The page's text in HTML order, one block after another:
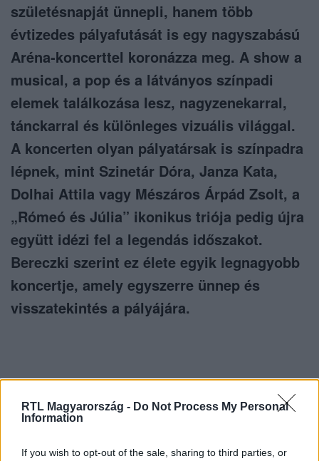
RTL Magyarország - Do Not Process My Personal
Information
If you wish to opt-out of the sale, sharing to third parties, or
születésnapját ünnepli, hanem több
évtizedes pályafutását is egy nagyszabású
Aréna-koncerttel koronázza meg. A show a
musical, a pop és a látványos színpadi
elemek találkozása lesz, nagyzenekarral,
tánckarral és különleges vizuális világgal.
A koncerten olyan pályatársak is színpadra
lépnek, mint Szinetár Dóra, Janza Kata,
Dolhai Attila vagy Mészáros Árpád Zsolt, a
„Rómeó és Júlia” ikonikus triója pedig újra
együtt idézi fel a legendás időszakot.
Bereczki szerint ez élete egyik legnagyobb
koncertje, amely egyszerre ünnep és
visszatekintés a pályájára.
Itt állítsd be, hogy az RTL.hu az elsők között
legyen a Google-találatokban!